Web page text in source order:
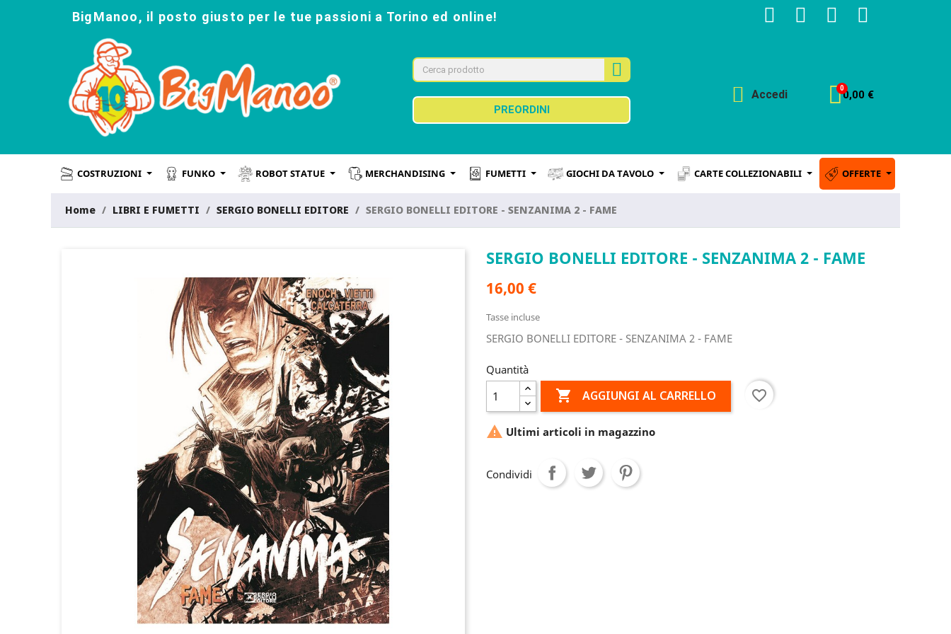
BigManoo, il posto giusto per le tue passioni a Torino ed online!
PREORDINI
Accedi 0,00 €
COSTRUZIONI FUNKO ROBOT STATUE MERCHANDISING FUMETTI GIOCHI DA TAVOLO CARTE COLLEZIONABILI OFFERTE
Home LIBRI E FUMETTI SERGIO BONELLI EDITORE SERGIO BONELLI EDITORE - SENZANIMA 2 - FAME
SERGIO BONELLI EDITORE - SENZANIMA 2 - FAME
16,00 €
Tasse incluse
SERGIO BONELLI EDITORE - SENZANIMA 2 - FAME
Quantità
 AGGIUNGI AL CARRELLO favorite_border
 Ultimi articoli in magazzino
Condividi